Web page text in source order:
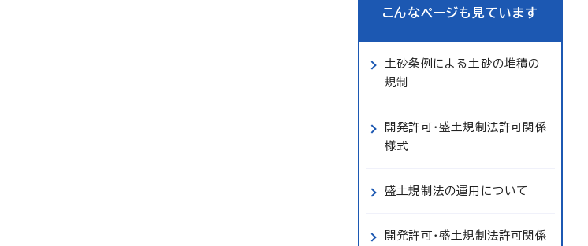
こんなページも見ています
土砂条例による土砂の堆積の
規制
開発許可・盛土規制法許可関係
様式
盛土規制法の運用について
開発許可・盛土規制法許可関係